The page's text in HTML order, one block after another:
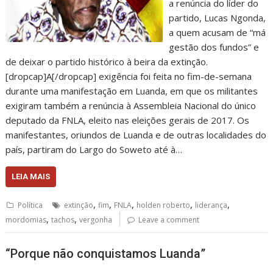
a renúncia do líder do
partido, Lucas Ngonda,
a quem acusam de “má
gestão dos fundos” e
de deixar o partido histórico à beira da extinção.
[dropcap]A[/dropcap] exigência foi feita no fim-de-semana
durante uma manifestação em Luanda, em que os militantes
exigiram também a renúncia à Assembleia Nacional do único
deputado da FNLA, eleito nas eleições gerais de 2017. Os
manifestantes, oriundos de Luanda e de outras localidades do
país, partiram do Largo do Soweto até à…
LEIA MAIS
Política extinção,fim, FNLA, holden roberto, liderança,
mordomias,tachos,vergonha Leave a comment
“Porque não conquistamos Luanda”